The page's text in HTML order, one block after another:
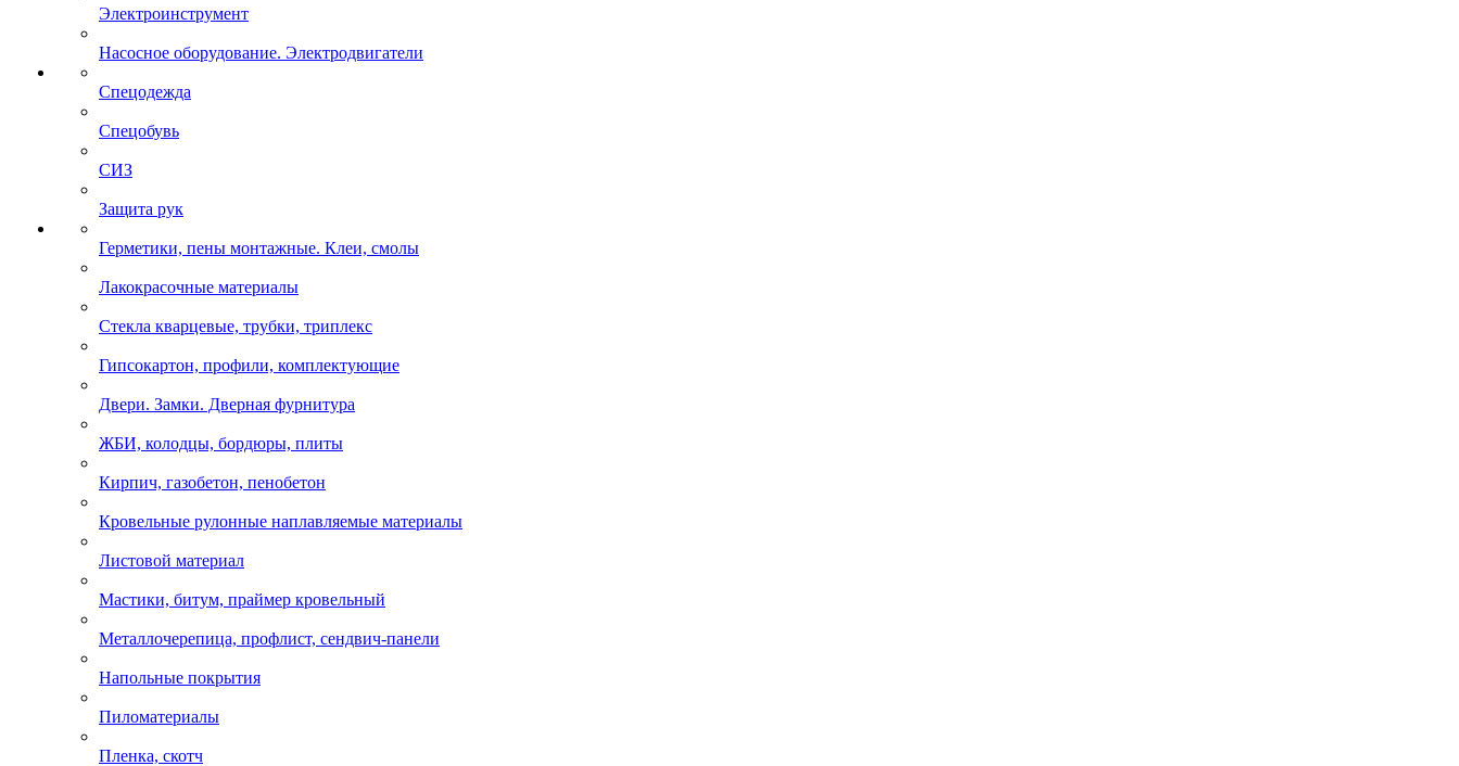
Электроинструмент
Насосное оборудование. Электродвигатели
Спецодежда
Спецобувь
СИЗ
Защита рук
Герметики, пены монтажные. Клеи, смолы
Лакокрасочные материалы
Стекла кварцевые, трубки, триплекс
Гипсокартон, профили, комплектующие
Двери. Замки. Дверная фурнитура
ЖБИ, колодцы, бордюры, плиты
Кирпич, газобетон, пенобетон
Кровельные рулонные наплавляемые материалы
Листовой материал
Мастики, битум, праймер кровельный
Металлочерепица, профлист, сендвич-панели
Напольные покрытия
Пиломатериалы
Пленка, скотч